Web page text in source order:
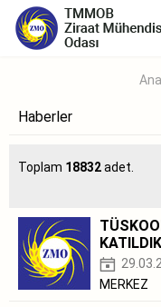
Haberler
Toplam 18832adet.
KATILDIK
MERKEZ